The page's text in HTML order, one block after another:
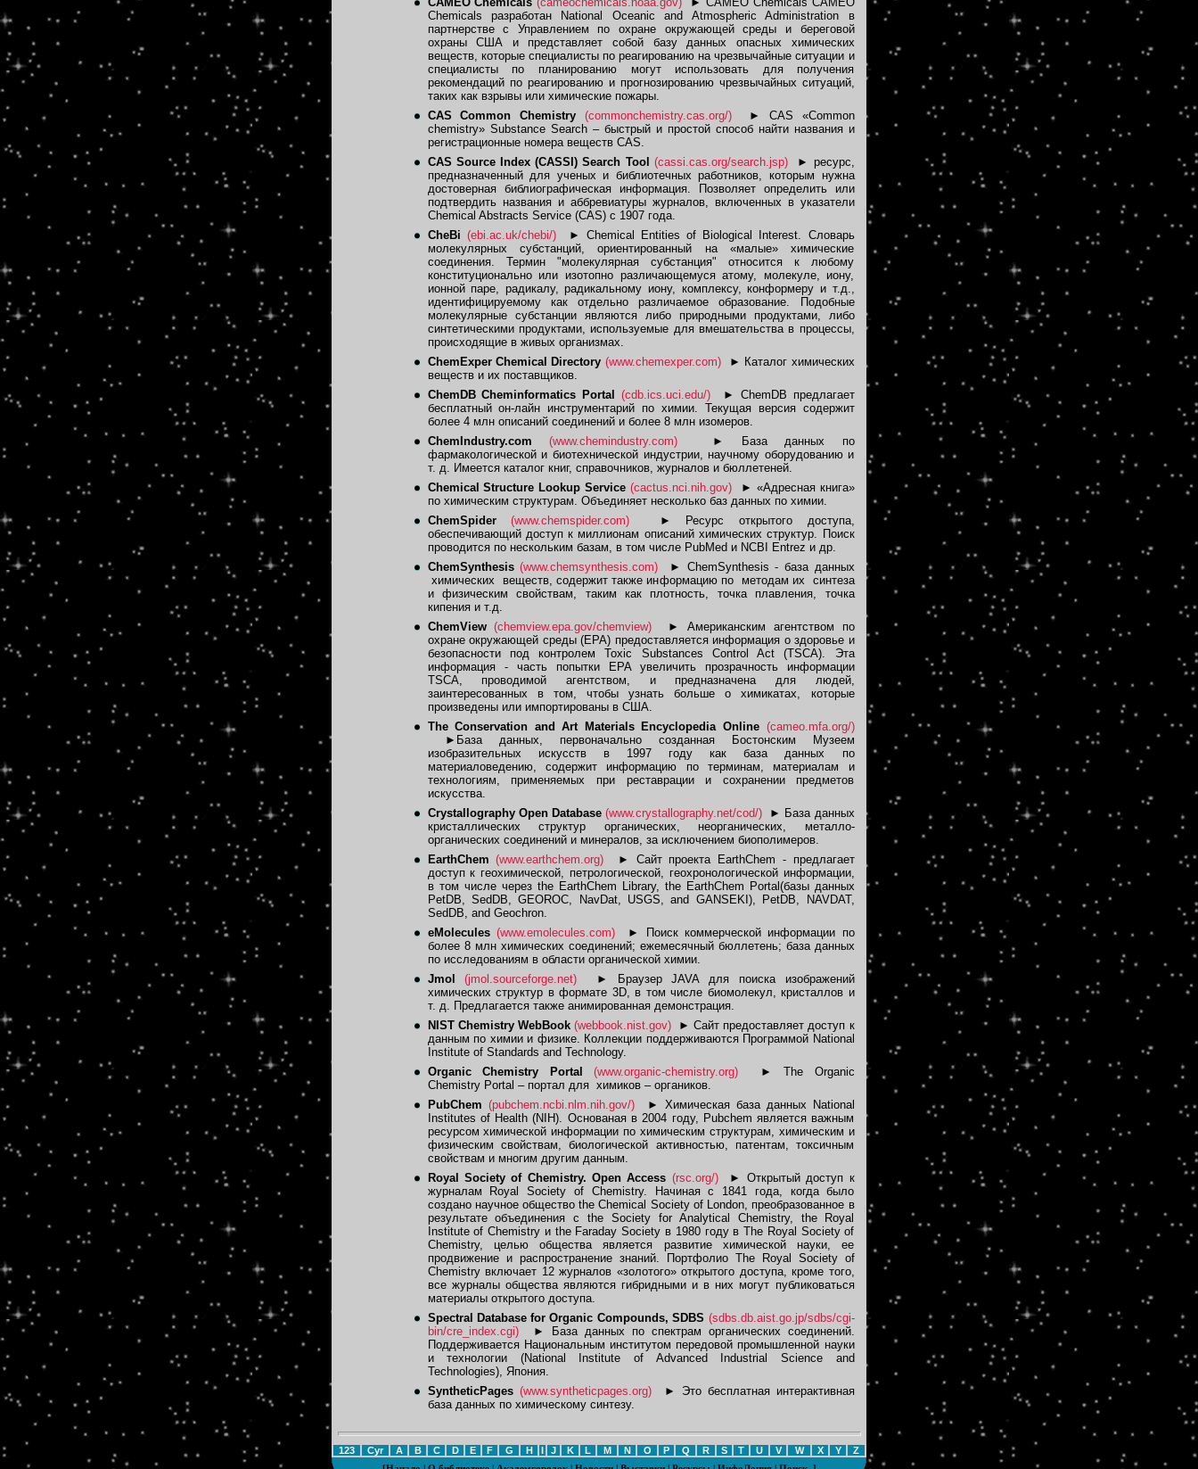
Chemicals разработан National Oceanic and Atmospheric Administration в
партнерстве с Управлением по охране окружающей среды и береговой
охраны США и представляет собой базу данных опасных химических
веществ, которые специалисты по реагированию на чрезвычайные ситуации и
специалисты по планированию могут использовать для получения
рекомендаций по реагированию и прогнозированию чрезвычайных ситуаций,
таких как взрывы или химические пожары.
CAS Common Chemistry
(commonchemistry.cas.org/) ►
CAS «Common
chemistry» Substance Search – быстрый и простой способ найти названия и
регистрационные номера веществ CAS.
CAS Source Index (CASSI) Search Tool (cassi.cas.org/search.jsp) ► ресурс,
предназначенный для ученых и библиотечных работников, которым нужна
достоверная библиографическая информация. Позволяет определить или
подтвердить названия и аббревиатуры журналов, включенных в указатели
Chemical Abstracts Service (CAS) с 1907 года.
CheBi (ebi.ac.uk/chebi/) ►
Chemical Entities of Biological Interest. Словарь
молекулярных субстанций, ориентированный на «малые» химические
соединения. Термин "молекулярная субстанция" относится к любому
конституционально или изотопно различающемуся атому, молекуле, иону,
ионной паре, радикалу, радикальному иону, комплексу, конформеру и т.д.,
идентифицируемому как отдельно различаемое образование. Подобные
молекулярные субстанции являются либо природными продуктами, либо
синтетическими продуктами, используемые для вмешательства в процессы,
происходящие в живых организмах.
ChemExper Chemical Directory (www.chemexper.com) ► Каталог химических
веществ и их поставщиков.
ChemDB Cheminformatics Portal
(cdb.ics.uci.edu/) ►
ChemDB предлагает
бесплатный он-лайн инструментарий по химии. Текущая версия содержит
более 4 млн описаний соединений и более 8 млн изомеров.
ChemIndustry.com
(www.chemindustry.com) ►
База данных по
фармакологической и биотехнической индустрии, научному оборудованию и
т. д. Имеется каталог книг, справочников, журналов и бюллетеней.
Chemical Structure Lookup Service (cactus.nci.nih.gov) ► «Адресная книга»
по химическим структурам. Объединяет несколько баз данных по химии.
ChemSpider
(www.chemspider.com) ►
Ресурс открытого доступа,
обеспечивающий доступ к миллионам описаний химических структур. Поиск
проводится по нескольким базам, в том числе PubMed и NCBI Entrez и др.
ChemSynthesis (www.chemsynthesis.com) ►
СhemSynthesis - база данных
химических веществ, содержит также информацию по методам их синтеза
и физическим свойствам, таким как плотность, точка плавления, точка
кипения и т.д.
ChemView (chemview.epa.gov/chemview) ►
Американским агентством по
охране окружающей среды (EPA) предоставляется информация о здоровье и
безопасности под контролем Toxic Substances Control Act (TSCA). Эта
информация - часть попытки EPA увеличить прозрачность информации
TSCA, проводимой агентством, и предназначена для людей,
заинтересованных в том, чтобы узнать больше о химикатах, которые
произведены или импортированы в США.
The Conservation and Art Materials Encyclopedia Online (cameo.mfa.org/)
► База данных, первоначально созданная Бостонским Музеем
изобразительных искусств в 1997 году как база данных по
материаловедению, содержит информацию по терминам, материалам и
технологиям, применяемых при реставрации и сохранении предметов
искусства.
Crystallography Open Database (www.crystallography.net/cod/) ► База данных
кристаллических структур органических, неорганических, металло-
органических соединений и минералов, за исключением биополимеров.
EarthChem (www.earthchem.org) ►
Сайт проекта EarthChem - предлагает
доступ к геохимической, петрологической, геохронологической информации,
в том числе через the EarthChem Library, the EarthChem Portal(базы данных
PetDB, SedDB, GEOROC, NavDat, USGS, and GANSEKI), PetDB, NAVDAT,
SedDB, and Geochron.
eMolecules (www.emolecules.com) ►
Поиск коммерческой информации по
более 8 млн химических соединений; ежемесячный бюллетень; база данных
по исследованиям в области органической химии.
Jmol(jmol.sourceforge.net) ►
Браузер JAVA для поиска изображений
химических структур в формате 3D, в том числе биомолекул, кристаллов и
т. д. Предлагается также анимированная демонстрация.
NIST Chemistry WebBook (webbook.nist.gov) ► Сайт предоставляет доступ к
данным по химии и физике. Коллекции поддерживаются Программой National
Institute of Standards and Technology.
Organic Chemistry Portal
(www.organic-chemistry.org) ►
The Organic
Chemistry Portal – портал для химиков – органиков.
PubChem (pubchem.ncbi.nlm.nih.gov/) ►
Химическая база данных National
Institutes of Health (NIH). Основаная в 2004 году, Pubchem является важным
ресурсом химической информации по химическим структурам, химическим и
физическим свойствам, биологической активностью, патентам, токсичным
свойствам и многим другим данным.
Royal Society of Chemistry. Open Access (rsc.org/) ►
Открытый доступ к
журналам Royal Society of Chemistry. Начиная с 1841 года, когда было
создано научное общество the Chemical Society of London, преобразованное в
результате объединения с the Society for Analytical Chemistry, the Royal
Institute of Chemistry и the Faraday Society в 1980 году в The Royal Society of
Chemistry, целью общества является развитие химической науки, ее
продвижение и распространение знаний. Портфолио The Royal Society of
Chemistry включает 12 журналов «золотого» открытого доступа, кроме того,
все журналы общества являются гибридными и в них могут публиковаться
материалы открытого доступа.
Spectral Database for Organic Compounds, SDBS (sdbs.db.aist.go.jp/sdbs/cgi-
bin/cre_index.cgi)
►
База данных по спектрам органических соединений.
Поддерживается Национальным институтом передовой промышленной науки
и технологии (National Institute of Advanced Industrial Science and
Technologies), Япония.
SyntheticPages (www.syntheticpages.org) ►
Это бесплатная интерактивная
база данных по химическому синтезу.
123 Cyr A B C D E F G H I J K L M N O P Q R S T U V W X Y
Z